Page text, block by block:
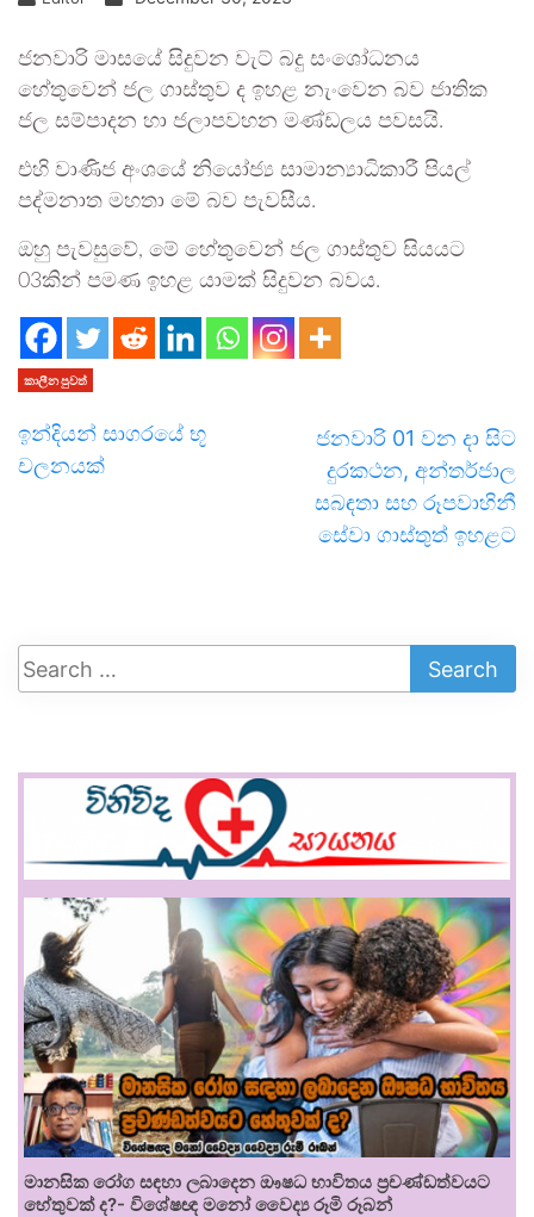
ජනවාරි මාසයේ සිදුවන වැට් බදු සංශෝධනය
හේතුවෙන් ජල ගාස්තුව ද ඉහළ නැංවෙන බව ජාතික
ජල සම්පාදන හා ජලාපවහන මණ්ඩලය පවසයි.
එහි වාණිජ අංශයේ නියෝජ්‍ය සාමාන්‍යාධිකාරී පියල්
පද්මනාත මහතා මේ බව පැවසීය.
ඔහු පැවසුවේ, මේ හේතුවෙන් ජල ගාස්තුව සියයට
03කින් පමණ ඉහළ යාමක් සිදුවන බවය.
කාලීන පුවත්
ඉන්දියන් සාගරයේ භූ
චලනයක්
ජනවාරි 01 වන දා සිට
දුරකථන, අන්තර්ජාල
සබඳතා සහ රූපවාහිනී
සේවා ගාස්තුත් ඉහළට
මානසික රෝග සඳහා ලබාදෙන ඖෂධ භාවිතය ප්‍රචණ්ඩත්වයට
හේතුවක් ද?- විශේෂඥ මනෝ වෛද්‍ය රූමි රූබන්